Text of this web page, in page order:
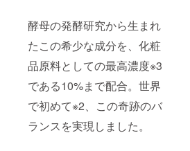
酵母の発酵研究から生まれ
たこの希少な成分を、化粧
品原料としての最高濃度※3
である10%まで配合。世界
で初めて※2、この奇跡のバ
ランスを実現しました。